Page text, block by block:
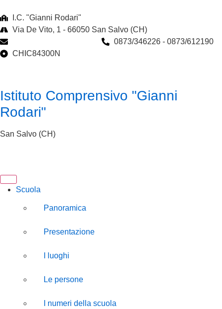
I.C. "Gianni Rodari"
Via De Vito, 1 - 66050 San Salvo (CH)
0873/346226 - 0873/612190
CHIC84300N
Istituto Comprensivo "Gianni
Rodari"
San Salvo (CH)
Scuola
Panoramica
Presentazione
I luoghi
Le persone
I numeri della scuola